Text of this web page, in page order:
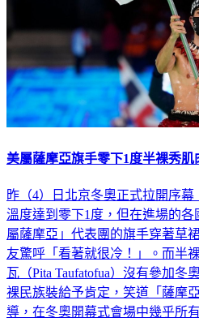
美屬薩摩亞旗手零下1度半裸秀
昨（4）日北京冬奧正式拉開序
溫度達到零下1度，但在進場的
屬薩摩亞」代表團的旗手穿著草
友驚呼「看著就很冷！」。而半
瓦（Pita Taufatofua）沒有參加冬
裸民族裝給予肯定，笑道「薩摩
導，在冬奧開幕式會場中幾乎所